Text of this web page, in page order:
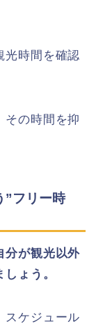
光時間を確認
その時間を抑
”フリー時
分が観光以外
ょう。
スケジュール